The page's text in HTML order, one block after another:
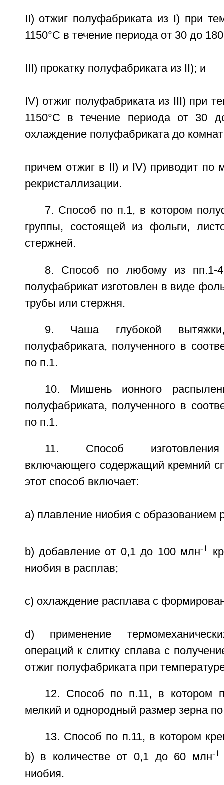
II) отжиг полуфабриката из I) при
1150°С в течение периода от 30 до
III) прокатку полуфабриката из II); и
IV) отжиг полуфабриката из III) при
1150°С в течение периода от 30
охлаждение полуфабриката до
причем отжиг в II) и IV) приводит по
рекристаллизации.
7. Способ по п.1, в котором
группы, состоящей из фольги,
стержней.
8. Способ по любому из пп.1-
полуфабрикат изготовлен в виде
трубы или стержня.
9. Чаша глубокой
полуфабриката, полученного в
по п.1.
10. Мишень ионного
полуфабриката, полученного в
по п.1.
11. Способ изготовления
включающего содержащий кремний
этот способ включает:
a) плавление ниобия с образованием
b) добавление от 0,1 до 100 млн-1
ниобия в расплав;
c) охлаждение расплава с
d) применение
операций к слитку сплава с
отжиг полуфабриката при
12. Способ по п.11, в котором
мелкий и однородный размер зерна
13. Способ по п.11, в котором
b) в количестве от 0,1 до 60 млн-1
ниобия.